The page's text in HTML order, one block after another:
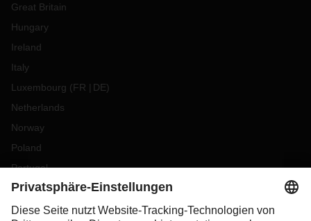
Great Britain
Hungary
Ireland
Italy
Luxembourg (FR DE)
Netherlands
Norway
Poland
Portugal
Romania
Slovakia